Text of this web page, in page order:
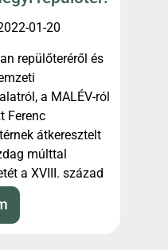
01-20
repülőteréről és
a MALÉV-ról
Ferenc
átkeresztelt
múlttal
a XVIII. század